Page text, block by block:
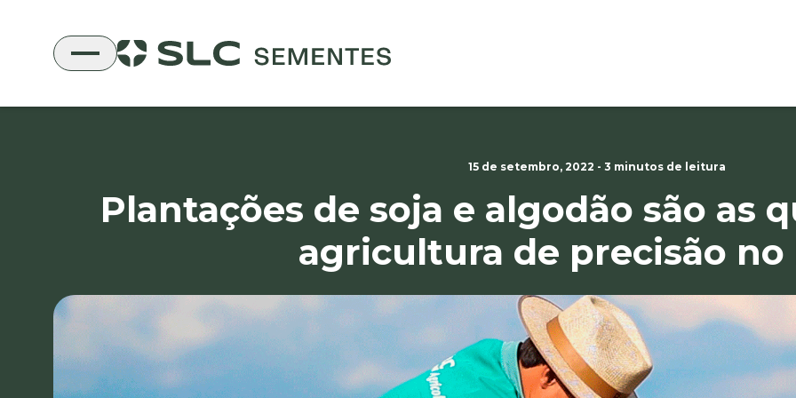
15 de setembro, 2022 - 3 minutos de leitura
Plantações de soja e algodão são as
agricultura de precisão no